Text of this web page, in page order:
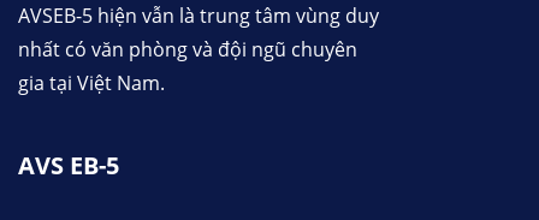
AVSEB-5 hiện vẫn là trung tâm vùng duy
nhất có văn phòng và đội ngũ chuyên
gia tại Việt Nam.
AVS EB-5